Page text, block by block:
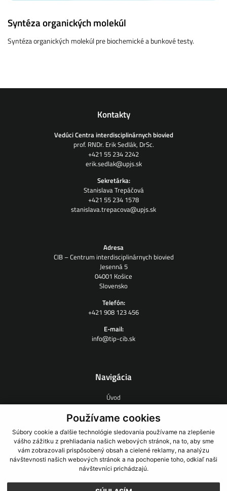
Používame cookies
Súbory cookie a ďalšie technológie sledovania používame na zlepšenie
vášho zážitku z prehliadania našich webových stránok, na to, aby sme
vám zobrazovali prispôsobený obsah a cielené reklamy, na analýzu
návštevnosti našich webových stránok a na pochopenie toho, odkiaľ naši
návštevníci prichádzajú.
Syntéza organických molekúl
Syntéza organických molekúl pre biochemické a bunkové testy.
Kontakty
Vedúci Centra interdisciplinárnych biovied
prof. RNDr. Erik Sedlák, DrSc.
+421 55 234 2242
erik.sedlak@upjs.sk
Sekretárka:
Stanislava Trepáčová
+421 55 234 1578
stanislava.trepacova@upjs.sk
Adresa
CIB – Centrum interdisciplinárnych biovied
Jesenná 5
04001 Košice
Slovensko
Telefón:
+421 908 123 456
E-mail:
info@tip-cib.sk
Navigácia
Úvod
O nás
Zmluvný výskum
Novinky
Odkazy
Kontakt